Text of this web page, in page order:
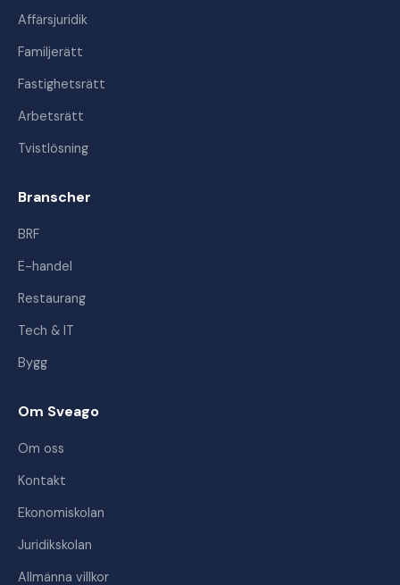
Affärsjuridik
Familjerätt
Fastighetsrätt
Arbetsrätt
Tvistlösning
Branscher
BRF
E-handel
Restaurang
Tech & IT
Bygg
Om Sveago
Om oss
Kontakt
Ekonomiskolan
Juridikskolan
Allmänna villkor